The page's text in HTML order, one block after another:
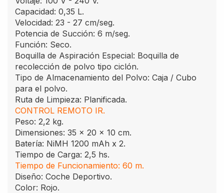
Capacidad: 0,35 L.
Velocidad: 23 - 27 cm/seg.
Potencia de Succión: 6 m/seg.
Función: Seco.
Boquilla de Aspiración Especial: Boquilla de
recolección de polvo tipo ciclón.
Tipo de Almacenamiento del Polvo: Caja / Cubo
para el polvo.
Ruta de Limpieza: Planificada.
CONTROL REMOTO IR.
Peso: 2,2 kg.
Dimensiones: 35 x 20 x 10 cm.
Batería: NiMH 1200 mAh x 2.
Tiempo de Carga: 2,5 hs.
Tiempo de Funcionamiento: 60 m.
Diseño: Coche Deportivo.
Color: Rojo.